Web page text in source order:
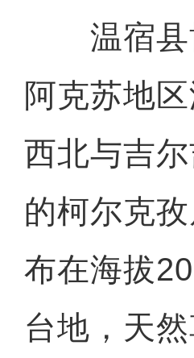
温宿县
阿克苏地
西北与吉
的柯尔克
布在海拔
台地，天